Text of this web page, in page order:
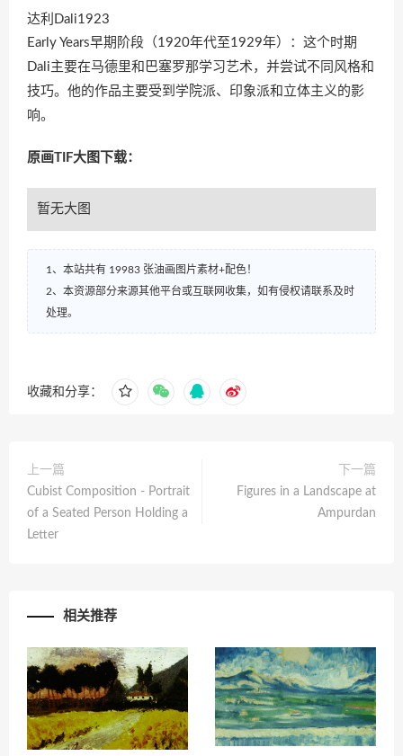
达利Dali1923
Early Years早期阶段（1920年代至1929年）：这个时期
Dali主要在马德里和巴塞罗那学习艺术，并尝试不同风格和
技巧。他的作品主要受到学院派、印象派和立体主义的影
响。
原画TIF大图下载：
暂无大图
1、本站共有 19983 张油画图片素材+配色！
2、本资源部分来源其他平台或互联网收集，如有侵权请联系及时
处理。
收藏和分享：
上一篇
Cubist Composition - Portrait
of a Seated Person Holding a
Letter
下一篇
Figures in a Landscape at
Ampurdan
相关推荐